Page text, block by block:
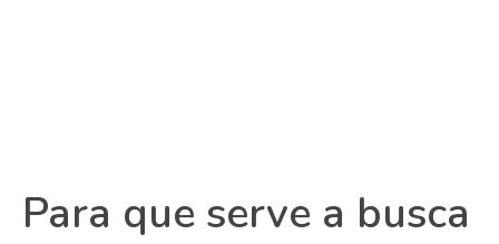
Para que serve a busca